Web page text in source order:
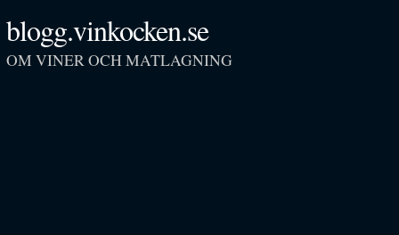
blogg.vinkocken.se
OM VINER OCH MATLAGNING